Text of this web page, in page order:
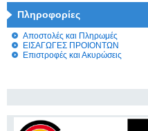
Πληροφορίες
Αποστολές και Πληρωμές
ΕΙΣΑΓΩΓΕΣ ΠΡΟΙΟΝΤΩΝ
Επιστροφές και Ακυρώσεις